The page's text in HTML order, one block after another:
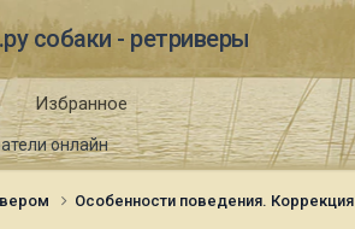
собаки - ретриверы
онлайн
Избранное
Особенности поведения. Коррекция